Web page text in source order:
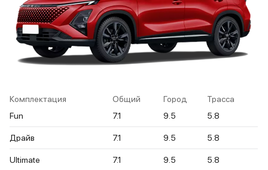
Комплектация Общий Город
Трасса
Fun
7.1 9.5 5.8
Драйв 7.1 9.5 5.8
Ultimate 7.1 9.5 5.8